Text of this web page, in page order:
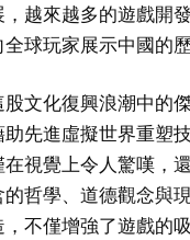
越來越多的遊戲開
球玩家展示中國的
股文化復興浪潮中的
先進虛擬世界重塑
視覺上令人驚嘆，
哲學、道德觀念與
不僅增強了遊戲的